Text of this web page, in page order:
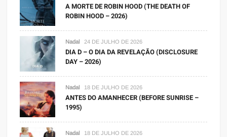
A MORTE DE ROBIN HOOD (THE DEATH OF
ROBIN HOOD – 2026)
Nadal 24 DE JULHO DE 2026
DIA D – O DIA DA REVELAÇÃO (DISCLOSURE
DAY – 2026)
Nadal 18 DE JULHO DE 2026
ANTES DO AMANHECER (BEFORE SUNRISE –
1995)
Nadal 18 DE JULHO DE 2026